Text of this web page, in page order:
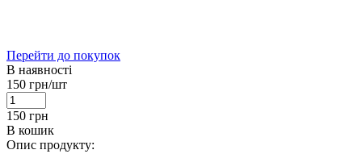
Перейти до покупок
В наявності
150 грн/шт
150 грн
В кошик
Опис продукту: